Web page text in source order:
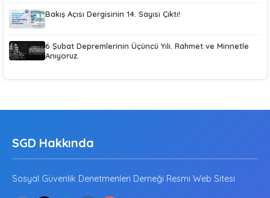
Bakış Açısı Dergisinin 14. Sayısı Çıktı!
6 Şubat Depremlerinin Üçüncü Yılı. Rahmet ve Minnetle
Anıyoruz.
SGD Hakkında
Sosyal Güvenlik Denetmenleri Derneği Resmi Web Sitesi